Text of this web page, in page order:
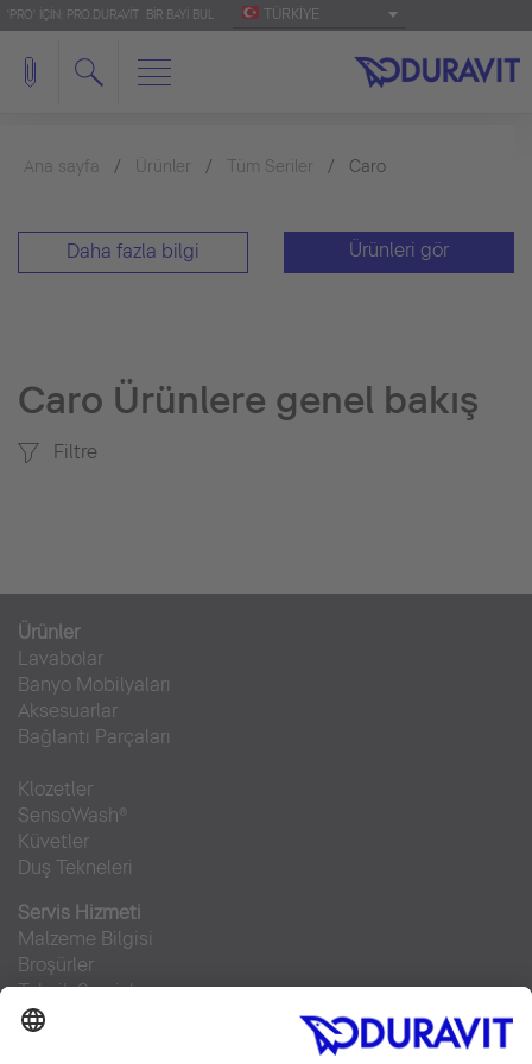
'PRO' IÇIN: PRO.DURAVIT BIR BAYI BUL TÜRKIYE
Ana sayfa Ürünler Tüm Seriler Caro
Daha fazla bilgi Ürünleri gör
Caro Ürünlere genel bakış
Filtre
Ürünler
Lavabolar
Banyo Mobilyaları
Aksesuarlar
Bağlantı Parçaları
Klozetler
SensoWash®
Küvetler
Duş Tekneleri
Servis Hizmeti
Malzeme Bilgisi
Broşürler
Teknik Servisler
Sıkça sorulan sorular